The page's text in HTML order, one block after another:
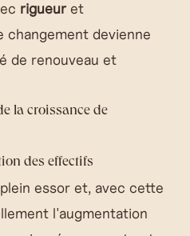
rigueur et
changement devienne
de renouveau et
la croissance de
des effectifs
essor et, avec cette
l'augmentation